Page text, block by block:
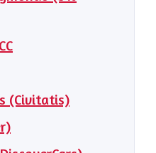
(Civitatis)